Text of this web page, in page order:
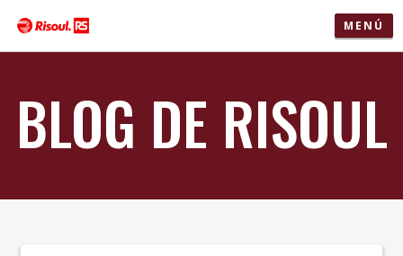
MENÚ
BLOG DE RISOUL